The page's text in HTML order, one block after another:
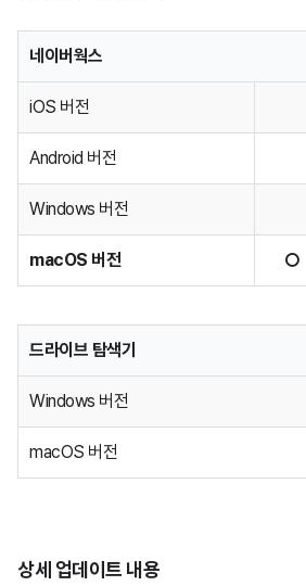
8월7일
7월24일
4월17일
1월21일
9월10일
8월6일
6월27일
5월28일
1월5일
11월24일
11월21일
7월27일
4월6일
2월20일
11월17일
10월13일
6월10일
5월26일
1월20일
2021년
11월25일
9월9일
7월8일
4월21일
2020년
11월19일
6월18일
4월21일
12월5일
7월25일
5월30일
2018년
11월8일
7월19일
7월24일
4월10일
10월14일
6월4일
4월9일
2월5일
9월25일
8월18일
7월24일
5월16일
3월14일
12월19일
11월21일
4월9일
1월23일
11월27일
10월31일
8월21일
7월18일
4월25일
2024년
11월21일
10월9일
9월4일
5월14일
네이버웍스
iOS 버전
Android 버전
Windows 버전
macOS 버전 ○
드라이브 탐색기
Windows 버전
macOS 버전
상세 업데이트 내용